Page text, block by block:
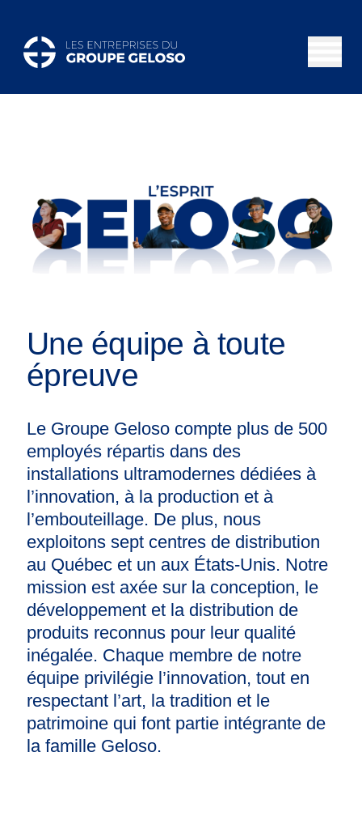
Une équipe à toute
épreuve
Le Groupe Geloso compte plus de 500
employés répartis dans des
installations ultramodernes dédiées à
l’innovation, à la production et à
l’embouteillage. De plus, nous
exploitons sept centres de distribution
au Québec et un aux États-Unis. Notre
mission est axée sur la conception, le
développement et la distribution de
produits reconnus pour leur qualité
inégalée. Chaque membre de notre
équipe privilégie l’innovation, tout en
respectant l’art, la tradition et le
patrimoine qui font partie intégrante de
la famille Geloso.